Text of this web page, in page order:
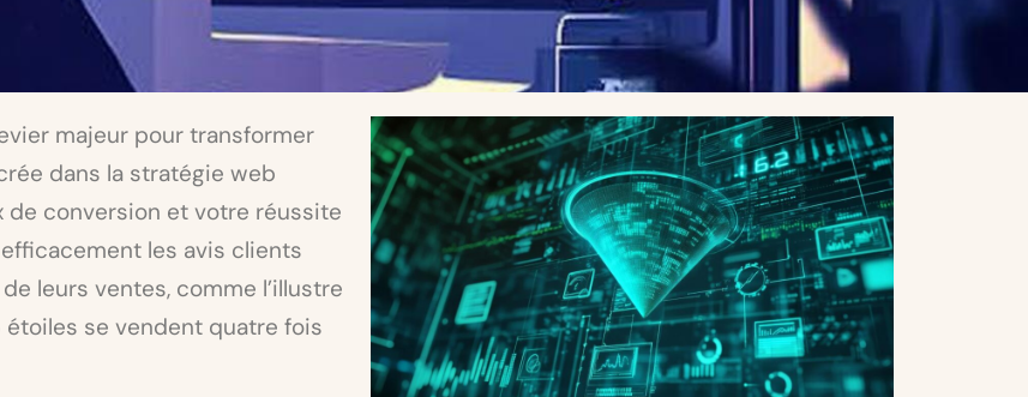
majeur pour transformer
dans la stratégie web
conversion et votre réussite
les avis clients
leurs ventes, comme l’illustre
se vendent quatre fois